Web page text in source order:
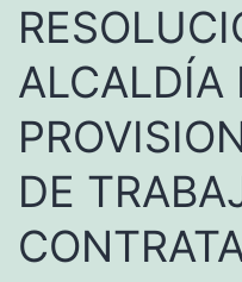
ALCALDÍA
DE